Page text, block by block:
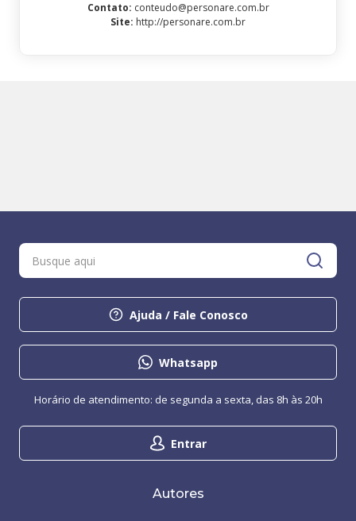
Contato: conteudo@personare.com.br
Site: http://personare.com.br
Ajuda / Fale Conosco
Whatsapp
Entrar
Horário de atendimento: de segunda a sexta, das 8h às 20h
Autores